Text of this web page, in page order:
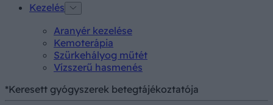
Kezelés
Aranyér kezelése
Kemoterápia
Szürkehályog műtét
Vízszerű hasmenés
*Keresett gyógyszerek betegtájékoztatója